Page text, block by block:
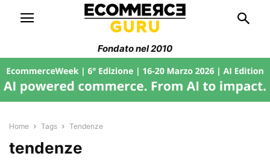
Fondato nel 2010
Home Tags Tendenze
tendenze